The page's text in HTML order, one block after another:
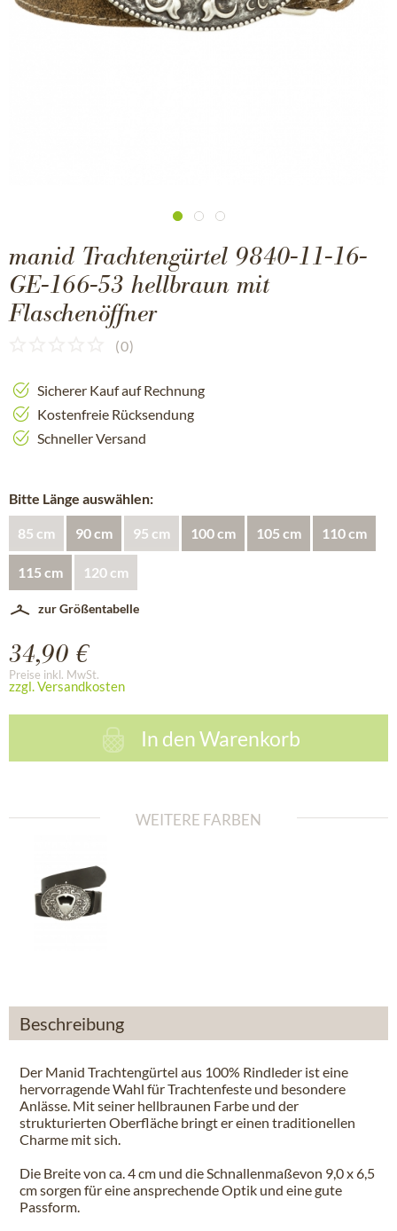
manid Trachtengürtel 9840-11-16-
GE-166-53 hellbraun mit
Flaschenöffner
(0)
Sicherer Kauf auf Rechnung
Kostenfreie Rücksendung
Schneller Versand
Bitte Länge auswählen:
85 cm 90 cm 95 cm 100 cm 105 cm 110 cm
115 cm 120 cm
zur Größentabelle
34,90 €
Preise inkl. MwSt.
zzgl. Versandkosten
In denWarenkorb
WEITERE FARBEN
Beschreibung
Der Manid Trachtengürtel aus 100% Rindleder ist eine
hervorragende Wahl für Trachtenfeste und besondere
Anlässe. Mit seiner hellbraunen Farbe und der
strukturierten Oberfläche bringt er einen traditionellen
Charme mit sich.
Die Breite von ca. 4 cm und die Schnallenmaßevon 9,0 x 6,5
cm sorgen für eine ansprechende Optik und eine gute
Passform.